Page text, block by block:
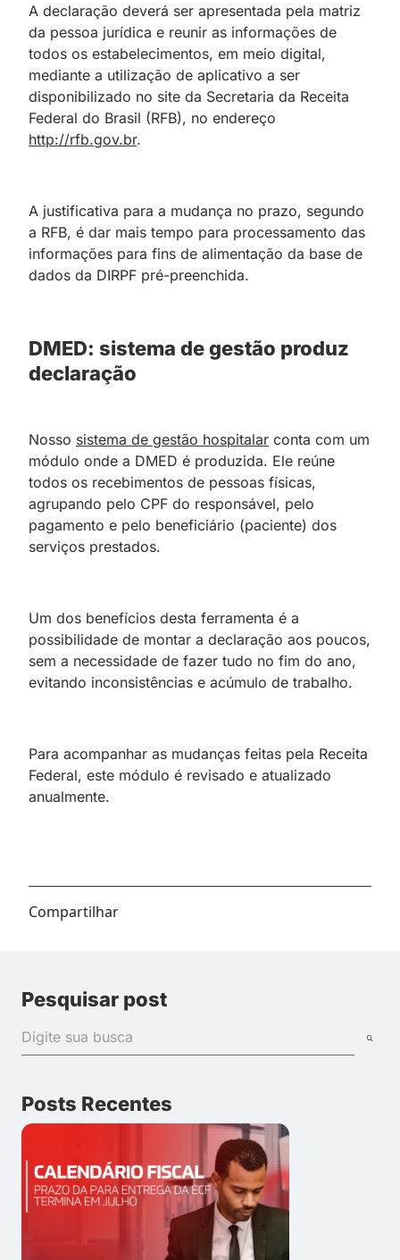
A declaração deverá ser apresentada pela matriz
da pessoa jurídica e reunir as informações de
todos os estabelecimentos, em meio digital,
mediante a utilização de aplicativo a ser
disponibilizado no site da Secretaria da Receita
Federal do Brasil (RFB), no endereço
http://rfb.gov.br.
A justificativa para a mudança no prazo, segundo
a RFB, é dar mais tempo para processamento das
informações para fins de alimentação da base de
dados da DIRPF pré-preenchida.
DMED: sistema de gestão produz
declaração
Nosso sistema de gestão hospitalar conta com um
módulo onde a DMED é produzida. Ele reúne
todos os recebimentos de pessoas físicas,
agrupando pelo CPF do responsável, pelo
pagamento e pelo beneficiário (paciente) dos
serviços prestados.
Um dos benefícios desta ferramenta é a
possibilidade de montar a declaração aos poucos,
sem a necessidade de fazer tudo no fim do ano,
evitando inconsistências e acúmulo de trabalho.
Para acompanhar as mudanças feitas pela Receita
Federal, este módulo é revisado e atualizado
anualmente.
Compartilhar
Pesquisar post
Posts Recentes